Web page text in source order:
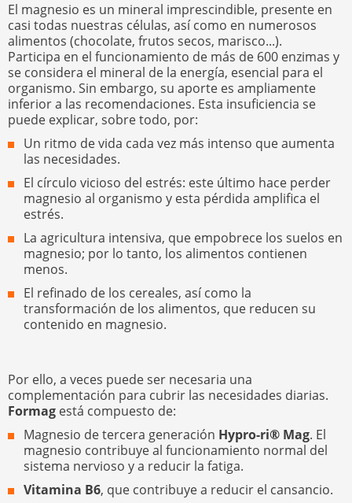
El magnesio es un mineral imprescindible, presente en
casi todas nuestras células, así como en numerosos
alimentos (chocolate, frutos secos, marisco...).
Participa en el funcionamiento de más de 600 enzimas y
se considera el mineral de la energía, esencial para el
organismo. Sin embargo, su aporte es ampliamente
inferior a las recomendaciones. Esta insuficiencia se
puede explicar, sobre todo, por:
Un ritmo de vida cada vez más intenso que aumenta
las necesidades.
El círculo vicioso del estrés: este último hace perder
magnesio al organismo y esta pérdida amplifica el
estrés.
La agricultura intensiva, que empobrece los suelos en
magnesio; por lo tanto, los alimentos contienen
menos.
El refinado de los cereales, así como la
transformación de los alimentos, que reducen su
contenido en magnesio.
Por ello, a veces puede ser necesaria una
complementación para cubrir las necesidades diarias.
Formag está compuesto de:
Magnesio de tercera generación Hypro-ri® Mag. El
magnesio contribuye al funcionamiento normal del
sistema nervioso y a reducir la fatiga.
Vitamina B6, que contribuye a reducir el cansancio.